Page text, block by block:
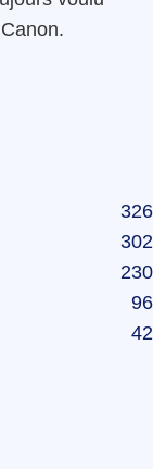
326
302
230
96
42